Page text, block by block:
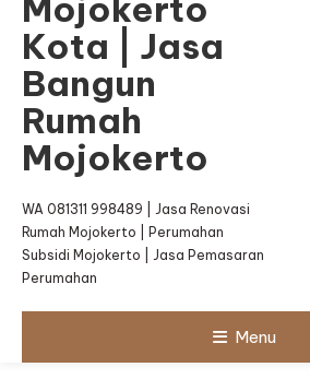
Mojokerto
Kota | Jasa
Bangun
Rumah
Mojokerto
WA 081311 998489 | Jasa Renovasi
Rumah Mojokerto | Perumahan
Subsidi Mojokerto | Jasa Pemasaran
Perumahan
Menu